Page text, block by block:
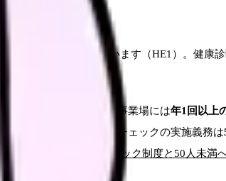
すい職場づくりを担います（HE1）。健康
）、同じく50人以上の事業場には年1回以上
生法により、ストレスチェックの実施義務は
イントは
ストレスチェック制度と50人未満